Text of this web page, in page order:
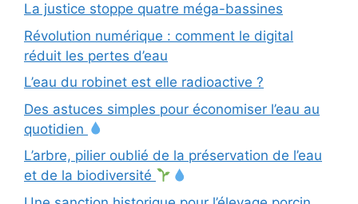
La justice stoppe quatre méga-bassines
Révolution numérique : comment le digital
réduit les pertes d’eau
L’eau du robinet est elle radioactive ?
Des astuces simples pour économiser l’eau au
quotidien
L’arbre, pilier oublié de la préservation de l’eau
et de la biodiversité